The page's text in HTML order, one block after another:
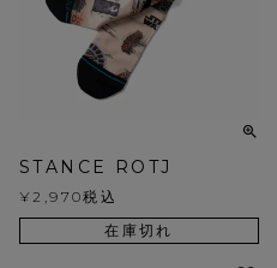
STANCE ROTJ
¥ 2,970税込
在庫切れ